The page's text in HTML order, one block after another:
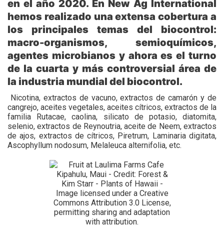
en el año 2020. En New Ag International
hemos realizado una extensa cobertura a
los principales temas del biocontrol:
macro-organismos, semioquímicos,
agentes microbianos y ahora es el turno
de la cuarta y más controversial área de
la industria mundial del biocontrol.
Nicotina, extractos de vacuno, extractos de camarón y de
cangrejo, aceites vegetales, aceites cítricos, extractos de la
familia Rutacae, caolina, silicato de potasio, diatomita,
selenio, extractos de Reynoutria, aceite de Neem, extractos
de ajos, extractos de cítricos, Piretrum, Laminaria digitata,
Ascophyllum nodosum, Melaleuca alternifolia, etc.